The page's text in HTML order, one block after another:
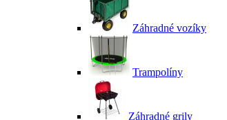
Záhradné vozíky
Trampolíny
Záhradné grily